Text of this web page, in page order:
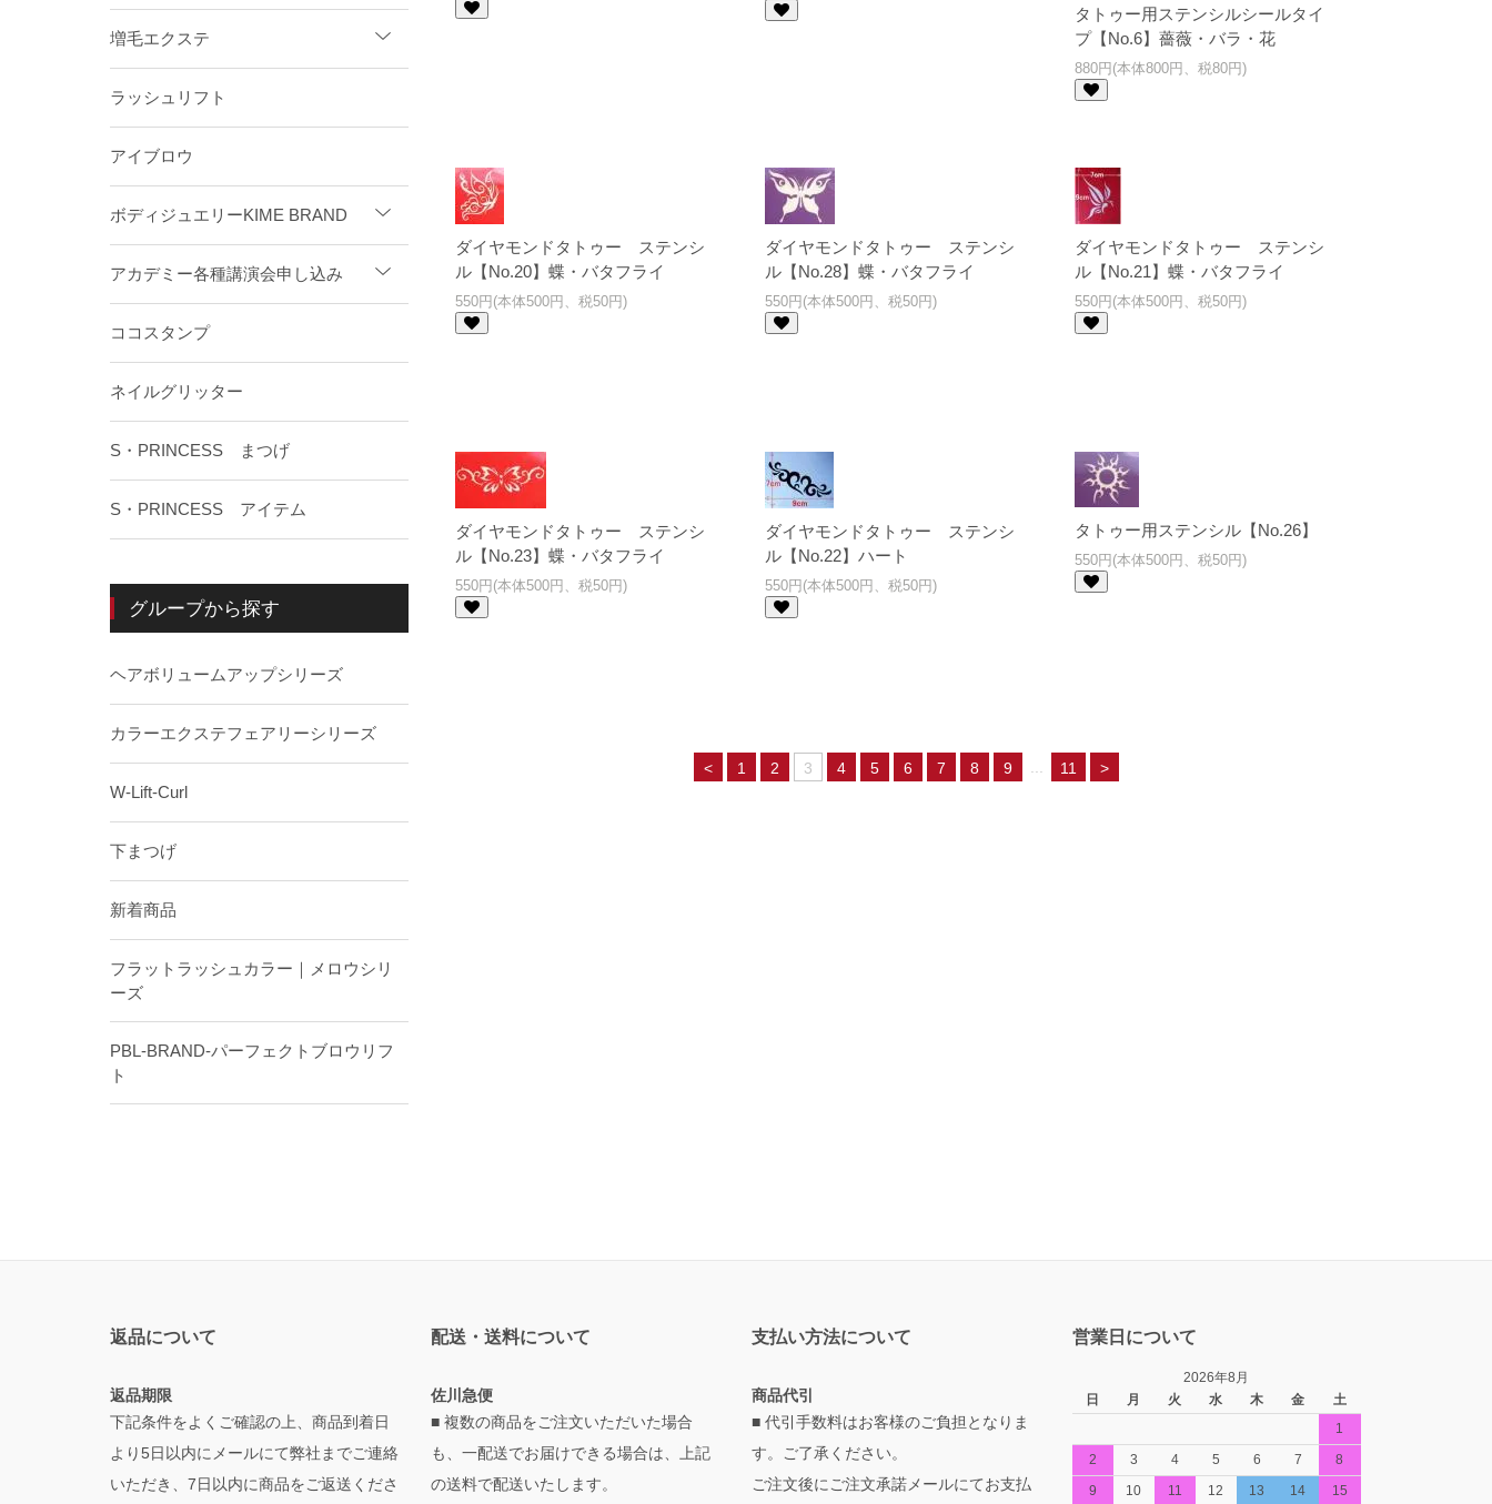
タトゥー用ステンシルシールタイ
プ【No.6】薔薇・バラ・花
880円(本体800円、税80円)
ダイヤモンドタトゥー ステンシ
ル【No.20】蝶・バタフライ
550円(本体500円、税50円)
ダイヤモンドタトゥー ステンシ
ル【No.28】蝶・バタフライ
550円(本体500円、税50円)
ダイヤモンドタトゥー ステンシ
ル【No.21】蝶・バタフライ
550円(本体500円、税50円)
ダイヤモンドタトゥー ステンシ
ル【No.23】蝶・バタフライ
550円(本体500円、税50円)
ダイヤモンドタトゥー ステンシ
ル【No.22】ハート
550円(本体500円、税50円)
タトゥー用ステンシル【No.26】
550円(本体500円、税50円)
< 1 2 3 4 5 6 7 8 9 11 >
増毛エクステ
ラッシュリフト
アイブロウ
ボディジュエリーKIME BRAND
アカデミー各種講演会申し込み
ココスタンプ
ネイルグリッター
S・PRINCESS まつげ
S・PRINCESS アイテム
グループから探す
ヘアボリュームアップシリーズ
カラーエクステフェアリーシリーズ
W-Lift-Curl
下まつげ
新着商品
フラットラッシュカラー｜メロウシリ
ーズ
PBL-BRAND-パーフェクトブロウリフ
ト
返品について
返品期限
下記条件をよくご確認の上、商品到着日
より5日以内にメールにて弊社までご連絡
いただき、7日以内に商品をご返送くださ
配送・送料について
佐川急便
■ 複数の商品をご注文いただいた場合
も、一配送でお届けできる場合は、上記
の送料で配送いたします。
支払い方法について
商品代引
■ 代引手数料はお客様のご負担となりま
す。ご了承ください。
ご注文後にご注文承諾メールにてお支払
営業日について
2026年8月
日
月 火 水 木 金
土
1
2
3 4 5 6 7
8
9
10 11 12 13 14
15